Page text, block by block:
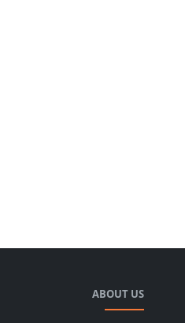
ABOUT US